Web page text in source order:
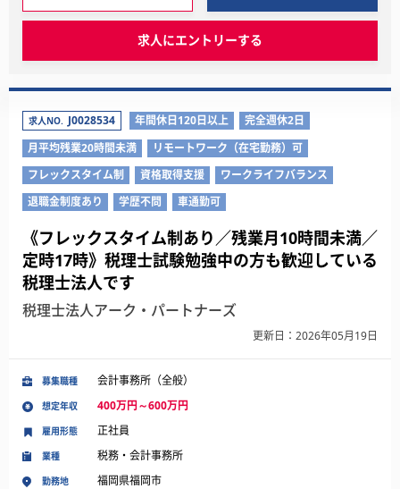
求人にエントリーする
求人NO. J0028534 年間休日120日以上
完全週休2日
月平均残業20時間未満
リモートワーク（在宅勤務）可
フレックスタイム制
資格取得支援
ワークライフバランス
退職金制度あり
学歴不問 車通勤可
《フレックスタイム制あり／残業月10時間未満／
定時17時》税理士試験勉強中の方も歓迎している
税理士法人です
税理士法人アーク・パートナーズ
更新日：2026年05月19日
募集職種 会計事務所（全般）
想定年収 400万円～600万円
業種 税務・会計事務所
勤務地 福岡県福岡市
雇用形態 正社員